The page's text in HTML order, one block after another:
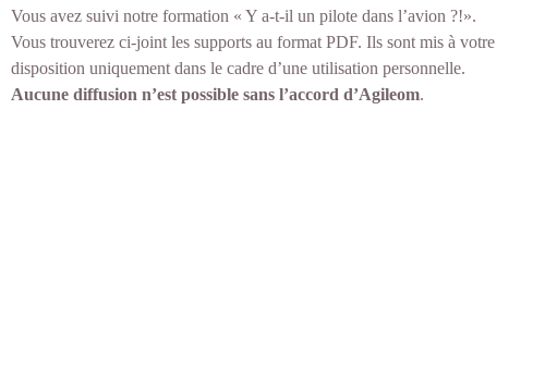
Vous avez suivi notre formation « Y a-t-il un pilote dans l’avion ?!».
Vous trouverez ci-joint les supports au format PDF. Ils sont mis à votre
disposition uniquement dans le cadre d’une utilisation personnelle.
Aucune diffusion n’est possible sans l’accord d’Agileom.